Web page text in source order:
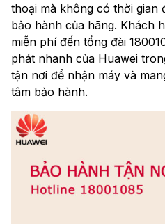
thoại mà không có thời gian
bảo hành của hãng. Khách
miễn phí đến tổng đài
phát nhanh của Huawei
tận nơi để nhận máy và
tâm bảo hành.